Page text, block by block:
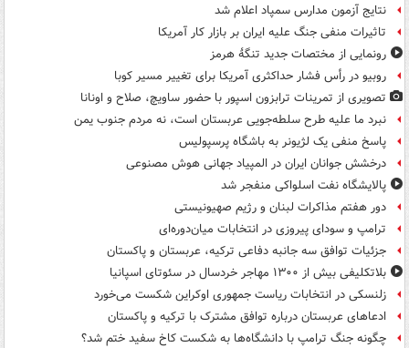
نتایج آزمون مدارس سمپاد اعلام شد
تاثیرات منفی جنگ علیه ایران بر بازار کار آمریکا
رونمایی از مختصات جدید تنگۀ هرمز
روبیو در رأس فشار حداکثری آمریکا برای تغییر مسیر کوبا
تصویری از تمرینات ترابزون اسپور با حضور ساویچ، صلاح و اونانا
نبرد ما علیه طرح سلطه‌جویی عربستان است، نه مردم جنوب یمن
پاسخ منفی یک لژیونر به باشگاه پرسپولیس
درخشش جوانان ایران در المپیاد جهانی هوش مصنوعی
پالایشگاه نفت اسلواکی منفجر شد
دور هفتم مذاکرات لبنان و رژیم صهیونیستی
ترامپ و سودای پیروزی در انتخابات میان‌دوره‌ای
جزئیات توافق سه جانبه دفاعی ترکیه، عربستان و پاکستان
بلاتکلیفی بیش از ۱۳۰۰ مهاجر خردسال در سئوتای اسپانیا
زلنسکی در انتخابات ریاست جمهوری اوکراین شکست می‌خورد
ادعاهای عربستان درباره توافق مشترک با ترکیه و پاکستان
چگونه جنگ ترامپ با دانشگاه‌ها به شکست کاخ سفید ختم شد؟